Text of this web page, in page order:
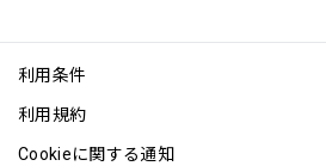
Excellence Awards
ブログ
利用条件
利用規約
Cookieに関する通知